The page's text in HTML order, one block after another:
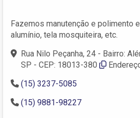
Fazemos manutenção e polimento
alumínio, tela mosquiteira, etc.
Rua Nilo Peçanha, 24 - Bairro:
SP - CEP: 18013-380
(15) 3237-5085
(15) 9881-98227